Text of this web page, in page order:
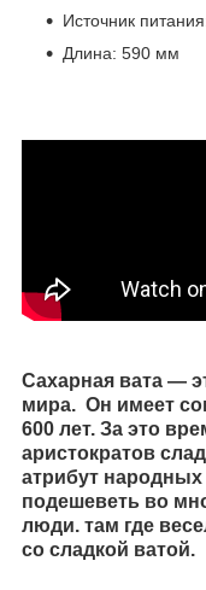
Источник
Длина: 590 мм
Сахарная вата —
мира. Он имеет
600 лет. За это
аристократов
атрибут народных
подешеветь во
люди. там где
со сладкой ватой.